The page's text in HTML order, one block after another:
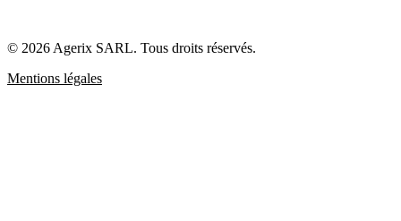
© 2026 Agerix SARL. Tous droits réservés.
Mentions légales